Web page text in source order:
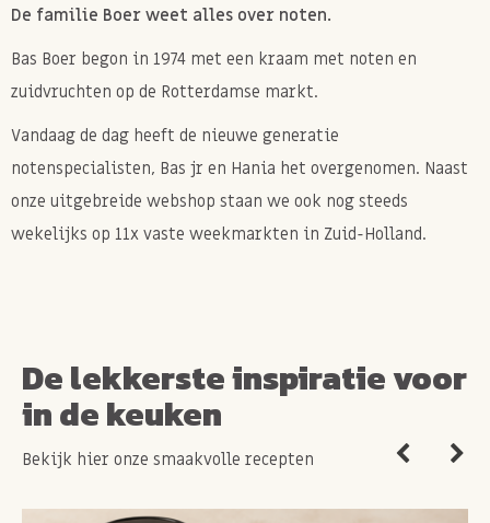
De familie Boer weet alles over noten.
Bas Boer begon in 1974 met een kraam met noten en
zuidvruchten op de Rotterdamse markt.
Vandaag de dag heeft de nieuwe generatie
notenspecialisten, Bas jr en Hania het overgenomen. Naast
onze uitgebreide webshop staan we ook nog steeds
wekelijks op 11x vaste weekmarkten in Zuid-Holland.
De lekkerste inspiratie voor
in de keuken
Bekijk hier onze smaakvolle recepten